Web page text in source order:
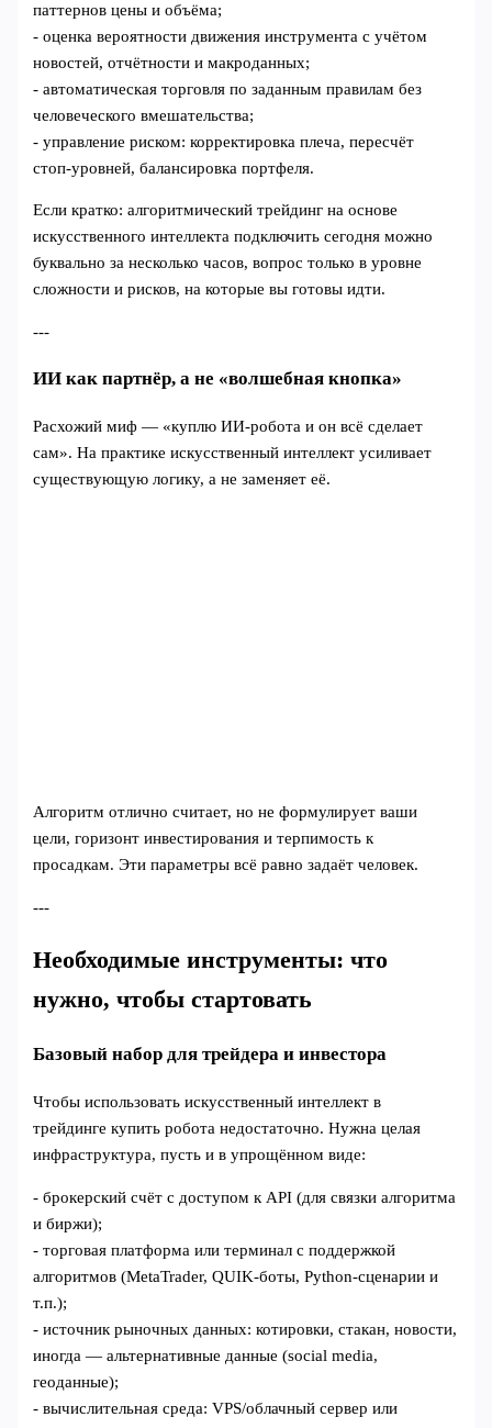
паттернов цены и объёма;
- оценка вероятности движения инструмента с учётом
новостей, отчётности и макроданных;
- автоматическая торговля по заданным правилам без
человеческого вмешательства;
- управление риском: корректировка плеча, пересчёт
стоп‑уровней, балансировка портфеля.
Если кратко: алгоритмический трейдинг на основе
искусственного интеллекта подключить сегодня можно
буквально за несколько часов, вопрос только в уровне
сложности и рисков, на которые вы готовы идти.
---
ИИ как партнёр, а не «волшебная кнопка»
Расхожий миф — «куплю ИИ‑робота и он всё сделает
сам». На практике искусственный интеллект усиливает
существующую логику, а не заменяет её.
Алгоритм отлично считает, но не формулирует ваши
цели, горизонт инвестирования и терпимость к
просадкам. Эти параметры всё равно задаёт человек.
---
Необходимые инструменты: что
нужно, чтобы стартовать
Базовый набор для трейдера и инвестора
Чтобы использовать искусственный интеллект в
трейдинге купить робота недостаточно. Нужна целая
инфраструктура, пусть и в упрощённом виде:
- брокерский счёт с доступом к API (для связки алгоритма
и биржи);
- торговая платформа или терминал с поддержкой
алгоритмов (MetaTrader, QUIK‑боты, Python‑сценарии и
т.п.);
- источник рыночных данных: котировки, стакан, новости,
иногда — альтернативные данные (social media,
геоданные);
- вычислительная среда: VPS/облачный сервер или